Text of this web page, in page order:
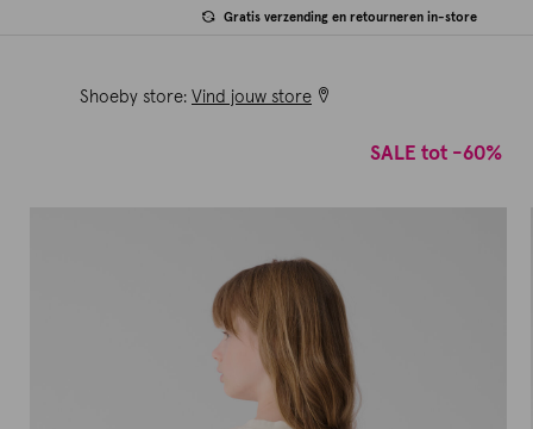
Gratis verzending en retourneren in-store
Shoeby store: Vind jouw store
SALE tot -60%